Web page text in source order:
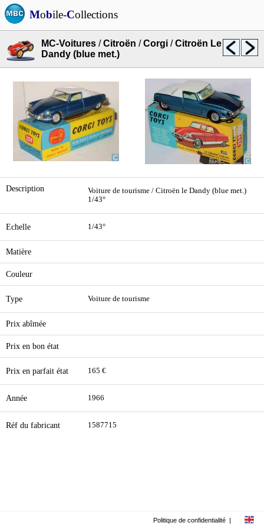
Mobile-Collections
MC-Voitures /Citroën /Corgi /Citroën Le
Dandy (blue met.)
Description
Voiture de tourisme / Citroën le Dandy (blue met.)
1/43°
Echelle 1/43°
Matière
Couleur
Type Voiture de tourisme
Prix abîmée
Prix en bon état
Prix en parfait état 165 €
Année 1966
Réf du fabricant 1587715
Politique de confidentialité |